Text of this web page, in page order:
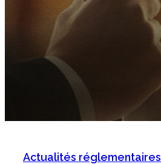
Actualités réglementaires